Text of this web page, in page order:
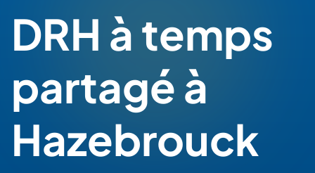
DRH à temps
partagé à
Hazebrouck